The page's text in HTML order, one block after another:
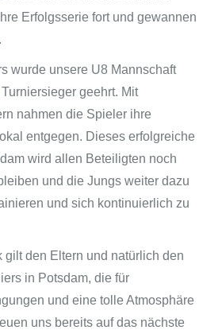
Erfolgsserie fort und gewannen
wurde unsere U8 Mannschaft
geehrt. Mit
nahmen die Spieler ihre
entgegen. Dieses erfolgreiche
wird allen Beteiligten noch
und die Jungs weiter dazu
und sich kontinuierlich zu
gilt den Eltern und natürlich den
in Potsdam, die für
und eine tolle Atmosphäre
uns bereits auf das nächste